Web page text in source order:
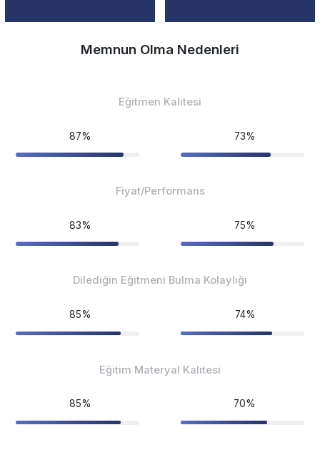
Memnun Olma Nedenleri
Eğitmen Kalitesi
87% 73%
Fiyat/Performans
83% 75%
Dilediğin Eğitmeni Bulma Kolaylığı
85% 74%
Eğitim Materyal Kalitesi
85% 70%